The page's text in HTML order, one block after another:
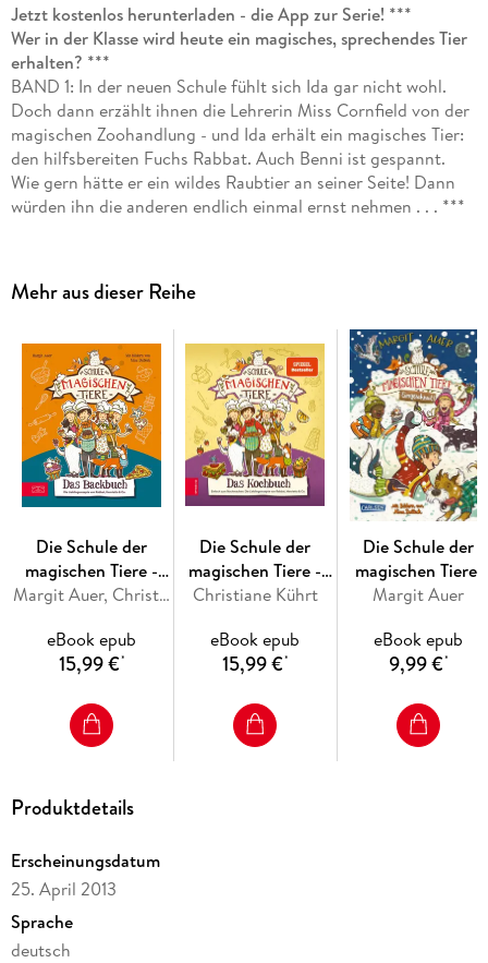
Jetzt kostenlos herunterladen - die App zur Serie! ***
Wer in der Klasse wird heute ein magisches, sprechendes Tier
erhalten? ***
BAND 1: In der neuen Schule fühlt sich Ida gar nicht wohl.
Doch dann erzählt ihnen die Lehrerin Miss Cornfield von der
magischen Zoohandlung - und Ida erhält ein magisches Tier:
den hilfsbereiten Fuchs Rabbat. Auch Benni ist gespannt.
Wie gern hätte er ein wildes Raubtier an seiner Seite! Dann
würden ihn die anderen endlich einmal ernst nehmen . . . ***
es auf der Welt gibt. Ein magisches Tier. Ein Tier, das
sprechen kann. Wenn es zu dir gehört . . . ***
Wie alles begann - der erste Band der beliebten Bestseller-
Reihe! ! Viele Bilder, viele kurze Kapitel, viel Lesespaß!
Mehr aus dieser Reihe
Die Schule der
magischen Tiere -
Das Backbuch
Margit Auer, Christiane Kührt
eBook epub
15,99 €*
Die Schule der
magischen Tiere -
Das Kochbuch
Christiane Kührt
eBook epub
15,99 €*
Die Schule der
magischen Tiere:
Eingeschneit! Ein
Margit Auer
eBook epub
9,99 €*
Produktdetails
Erscheinungsdatum
25. April 2013
Sprache
deutsch